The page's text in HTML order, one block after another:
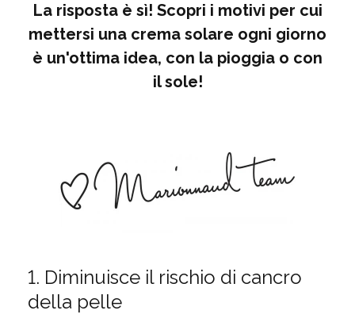
La risposta è sì! Scopri i motivi per cui
mettersi una crema solare ogni giorno
è un'ottima idea, con la pioggia o con
il sole!
1. Diminuisce il rischio di cancro
della pelle